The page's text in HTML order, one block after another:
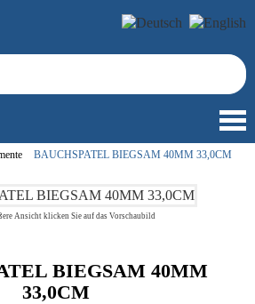
BAUCHSPATEL BIEGSAM 40MM 33,0CM
Ansicht klicken Sie auf das Vorschaubild
BIEGSAM 40MM
33,0CM